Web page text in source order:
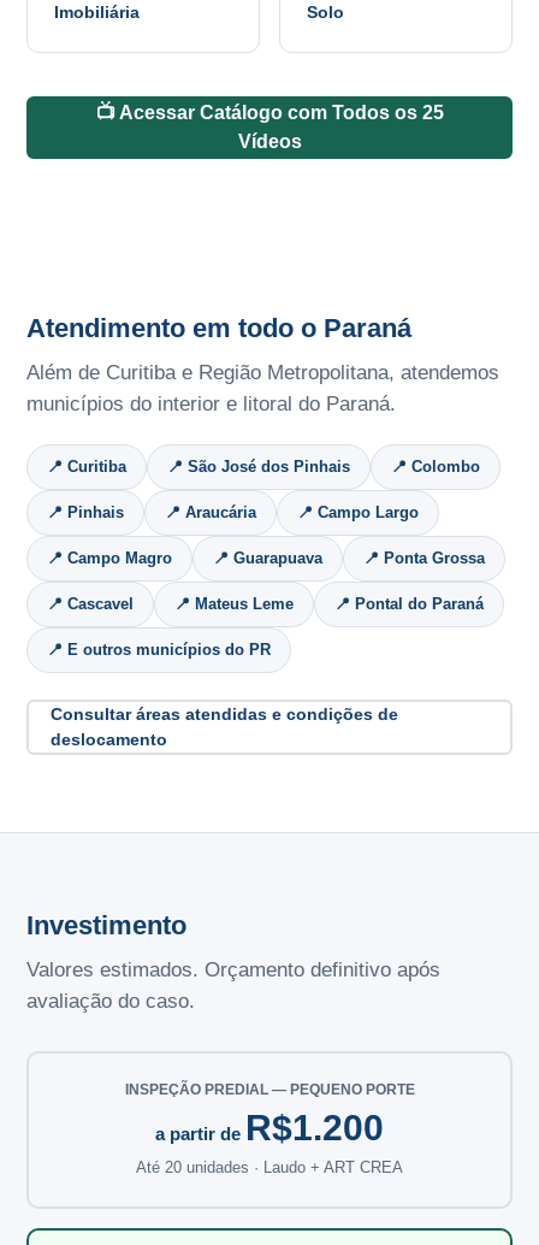
Imobiliária
Solo
📺 Acessar Catálogo com Todos os 25
Vídeos
Atendimento em todo o Paraná
Além de Curitiba e Região Metropolitana, atendemos
municípios do interior e litoral do Paraná.
📍 Curitiba 📍 São José dos Pinhais 📍 Colombo
📍 Pinhais 📍 Araucária 📍 Campo Largo
📍 Campo Magro 📍 Guarapuava 📍 Ponta Grossa
📍 Cascavel 📍 Mateus Leme 📍 Pontal do Paraná
📍 E outros municípios do PR
Consultar áreas atendidas e condições de
deslocamento
Investimento
Valores estimados. Orçamento definitivo após
avaliação do caso.
INSPEÇÃO PREDIAL — PEQUENO PORTE
a partir de R$1.200
Até 20 unidades · Laudo + ART CREA